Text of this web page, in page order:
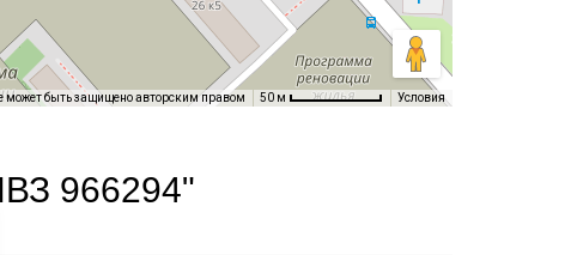
может быть защищено авторским правом 50 м Условия
966294"